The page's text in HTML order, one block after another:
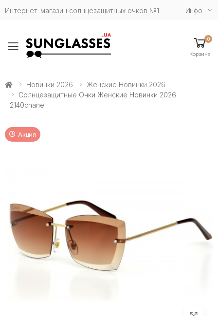
Интернет-магазин солнцезащитных очков №1 Инфо
Toggle mobile menu
0
Корзина
Новинки 2026
Женские Новинки 2026
Солнцезащитные Очки Женские Новинки 2026
2140chanel
Акция